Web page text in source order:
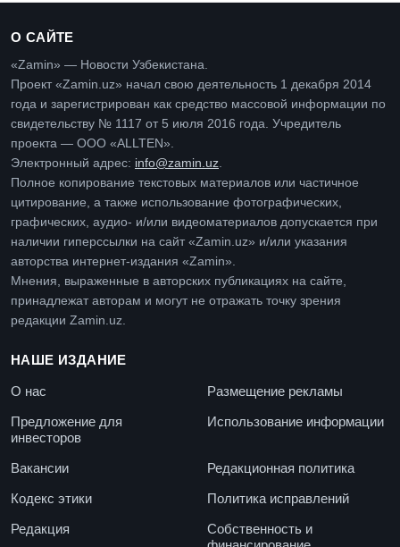
О САЙТЕ
«Zamin» — Новости Узбекистана.
Проект «Zamin.uz» начал свою деятельность 1 декабря 2014
года и зарегистрирован как средство массовой информации по
свидетельству № 1117 от 5 июля 2016 года. Учредитель
проекта — ООО «ALLTEN».
Электронный адрес: info@zamin.uz.
Полное копирование текстовых материалов или частичное
цитирование, а также использование фотографических,
графических, аудио- и/или видеоматериалов допускается при
наличии гиперссылки на сайт «Zamin.uz» и/или указания
авторства интернет-издания «Zamin».
Мнения, выраженные в авторских публикациях на сайте,
принадлежат авторам и могут не отражать точку зрения
редакции Zamin.uz.
НАШЕ ИЗДАНИЕ
О нас
Размещение рекламы
Предложение для
инвесторов
Использование информации
Вакансии
Редакционная политика
Кодекс этики
Политика исправлений
Редакция
Собственность и